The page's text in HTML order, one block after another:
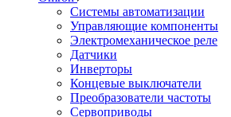
Системы автоматизации
Управляющие компоненты
Электромеханическое реле
Датчики
Инверторы
Концевые выключатели
Преобразователи частоты
Сервоприводы